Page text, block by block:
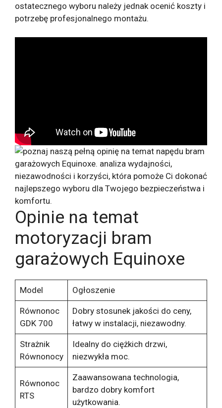
ostatecznego wyboru należy jednak ocenić koszty i
potrzebę profesjonalnego montażu.
Opinie na temat
motoryzacji bram
garażowych Equinoxe
Model Ogłoszenie
Równonoc
GDK 700
Dobry stosunek jakości do ceny,
łatwy w instalacji, niezawodny.
Strażnik
Równonocy
Idealny do ciężkich drzwi,
niezwykła moc.
Równonoc
RTS
Zaawansowana technologia,
bardzo dobry komfort
użytkowania.